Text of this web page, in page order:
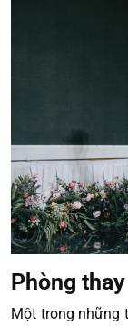
Phòng
Một trong những